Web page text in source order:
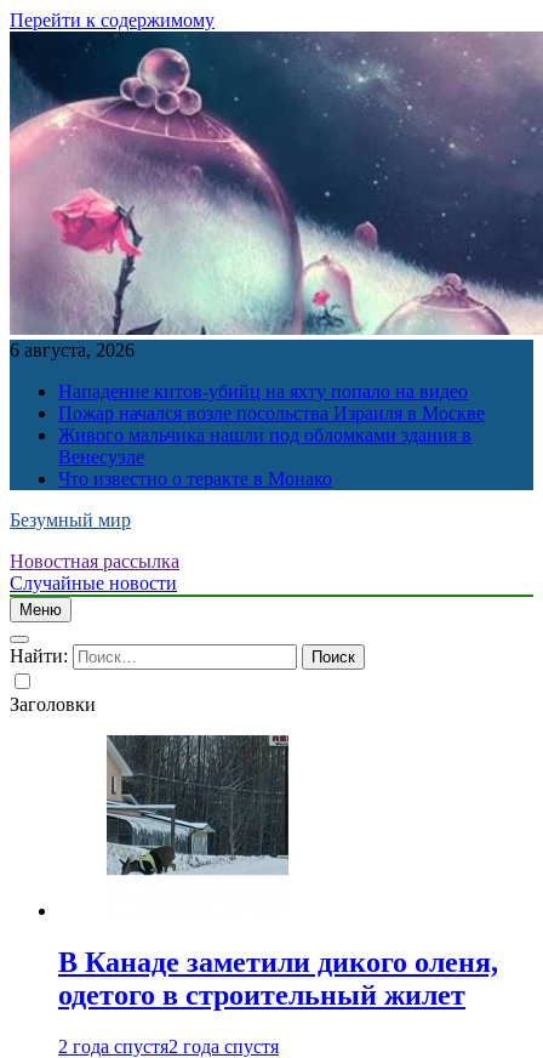
Перейти к содержимому
6 августа, 2026
Нападение китов-убийц на яхту попало на видео
Пожар начался возле посольства Израиля в Москве
Живого мальчика нашли под обломками здания в
Венесуэле
Что известно о теракте в Монако
Безумный мир
Новостная рассылка
Случайные новости
Меню
Найти:
Заголовки
В Канаде заметили дикого оленя,
одетого в строительный жилет
2 года спустя2 года спустя